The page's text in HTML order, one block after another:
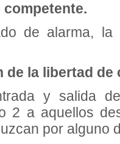
de alarma, la
la libertad de
y salida
2 a aquellos
por alguno